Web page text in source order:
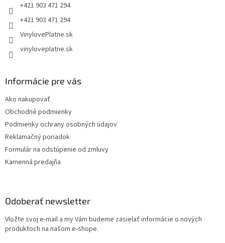
+421 903 471 294
+421 903 471 294
VinylovePlatne.sk
vinyloveplatne.sk
Informácie pre vás
Ako nakupovať
Obchodné podmienky
Podmienky ochrany osobných údajov
Reklamačný poriadok
Formulár na odstúpenie od zmluvy
Kamenná predajňa
Odoberať newsletter
Vložte svoj e-mail a my Vám budeme zasielať informácie o nových
produktoch na našom e-shope.